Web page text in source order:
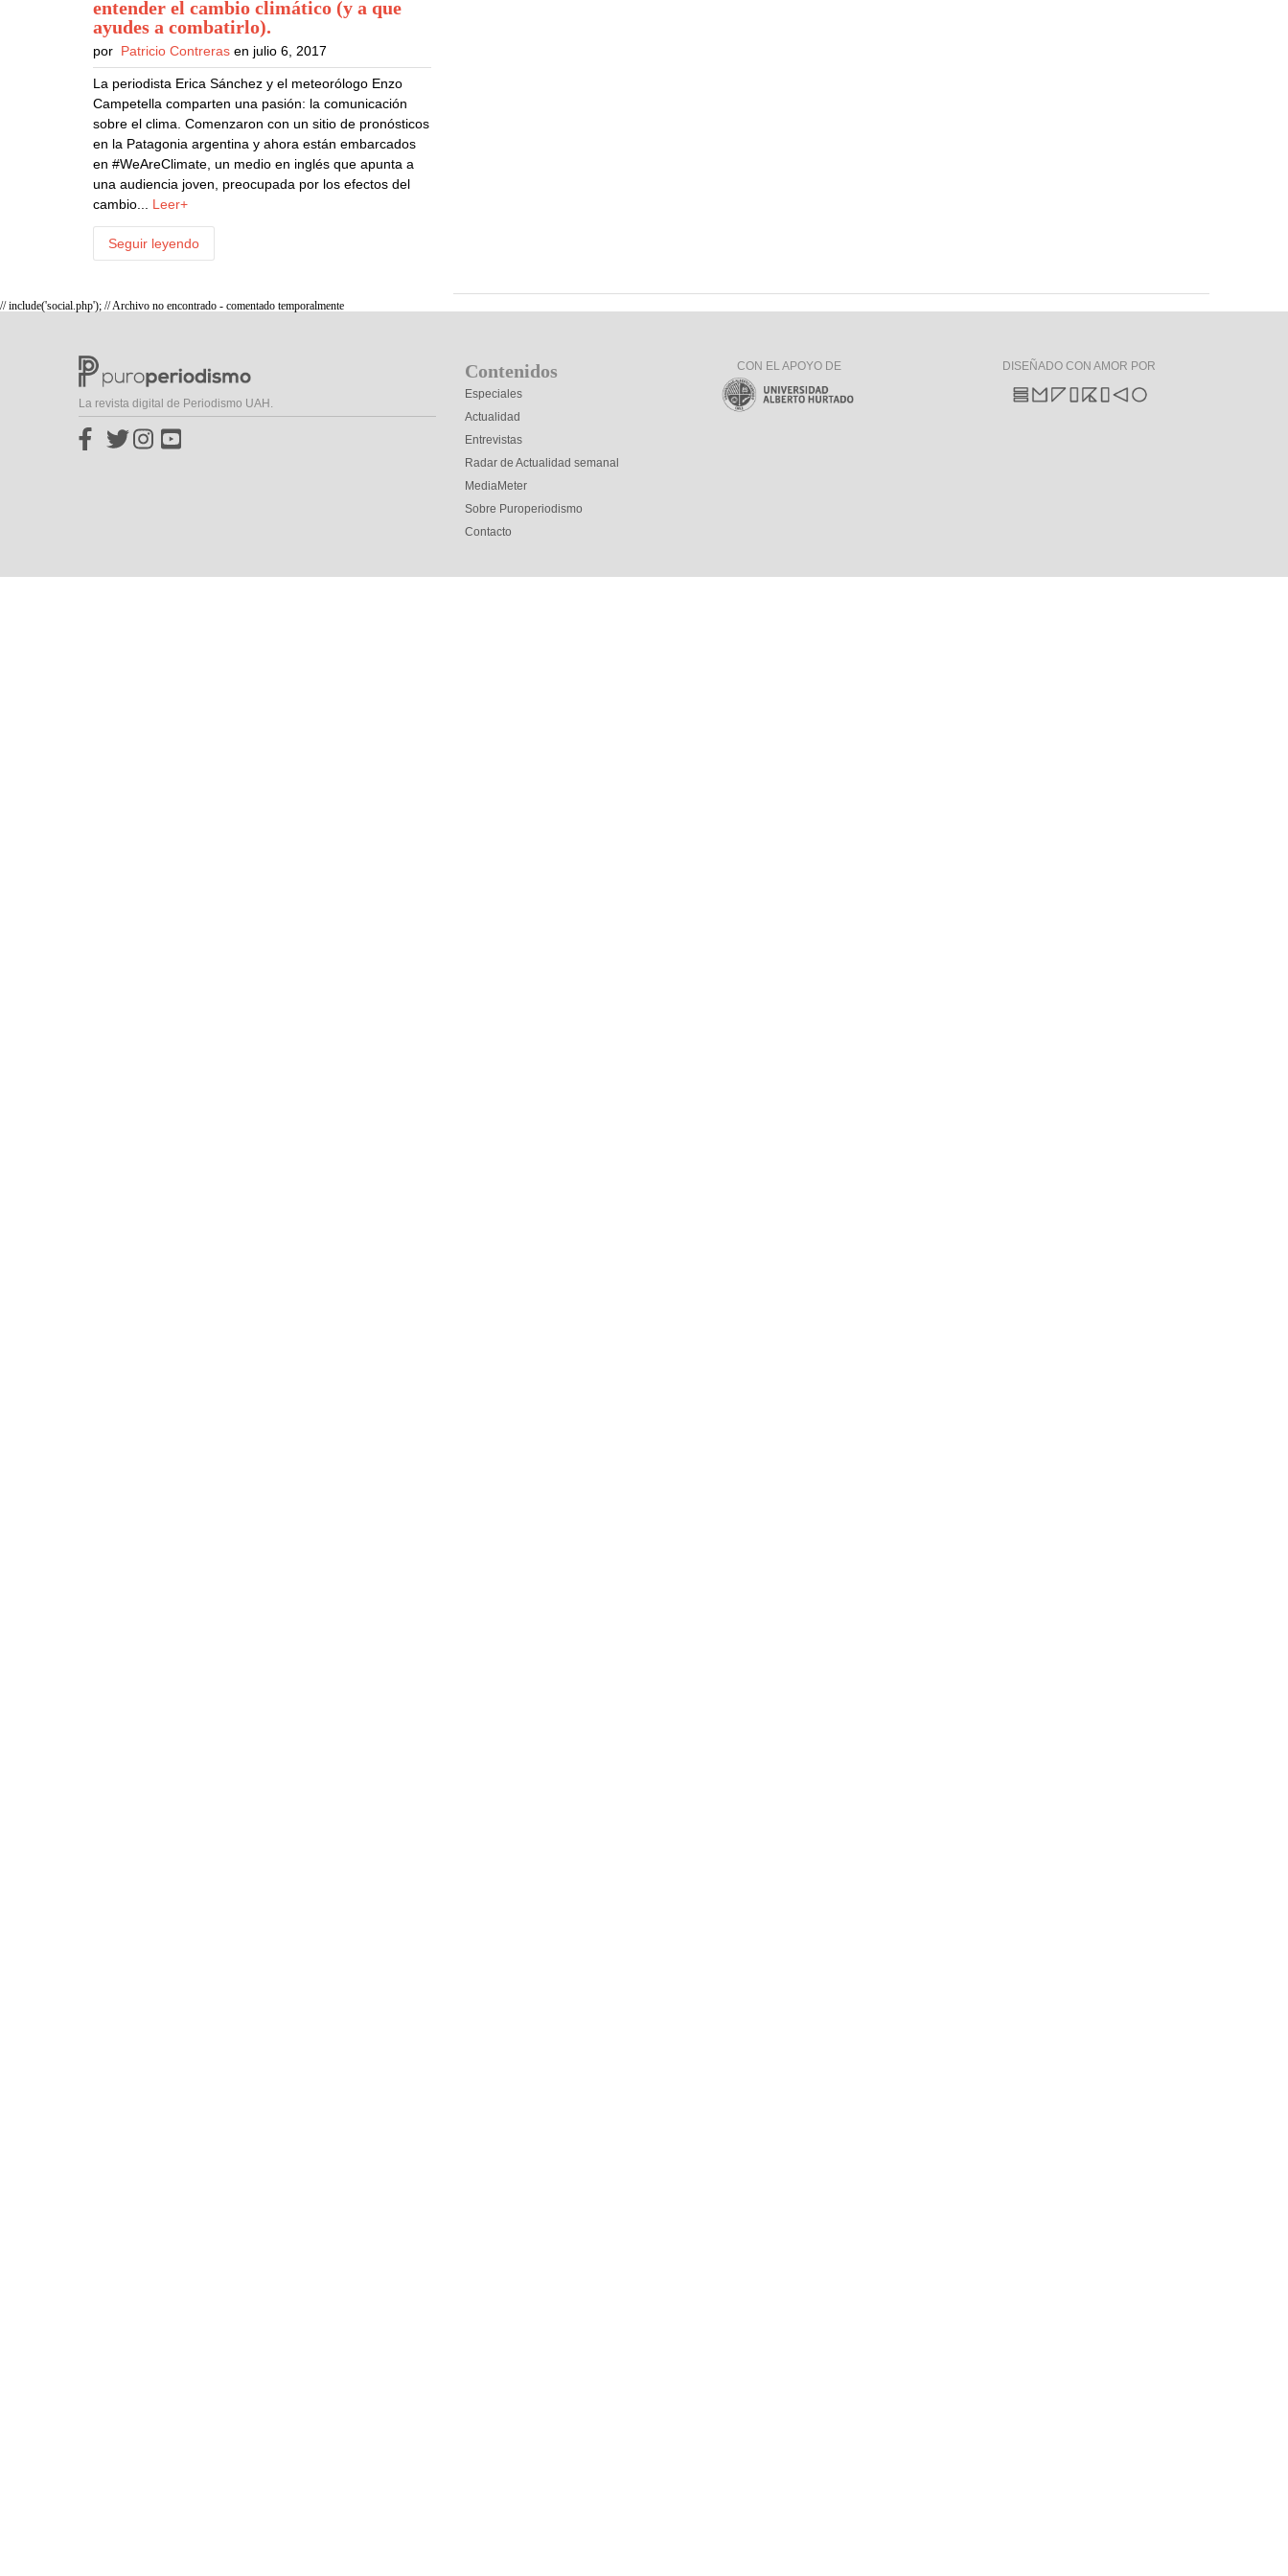
entender el cambio climático (y a que
ayudes a combatirlo).
por Patricio Contreras en julio 6, 2017
La periodista Erica Sánchez y el meteorólogo Enzo
Campetella comparten una pasión: la comunicación
sobre el clima. Comenzaron con un sitio de pronósticos
en la Patagonia argentina y ahora están embarcados
en #WeAreClimate, un medio en inglés que apunta a
una audiencia joven, preocupada por los efectos del
cambio... Leer+
Seguir leyendo
// include('social.php'); // Archivo no encontrado - comentado temporalmente
La revista digital de Periodismo UAH.
Contenidos
Especiales
Actualidad
Entrevistas
Radar de Actualidad semanal
MediaMeter
Sobre Puroperiodismo
Contacto
CON EL APOYO DE DISEÑADO CON AMOR POR